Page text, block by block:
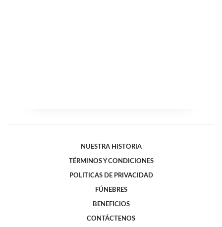
NUESTRA HISTORIA
TÉRMINOS Y CONDICIONES
POLITICAS DE PRIVACIDAD
FÚNEBRES
BENEFICIOS
CONTÁCTENOS